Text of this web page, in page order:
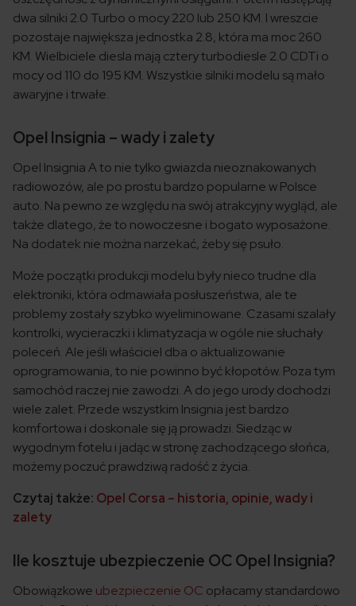
dwa silniki 2.0 Turbo o mocy 220 lub 250 KM. I wreszcie
pozostaje największa jednostka 2.8, która ma moc 260
KM. Wielbiciele diesla mają cztery turbodiesle 2.0 CDTi o
mocy od 110 do 195 KM. Wszystkie silniki modelu są mało
awaryjne i trwałe.
Opel Insignia – wady i zalety
Opel Insignia A to nie tylko gwiazda nieoznakowanych
radiowozów, ale po prostu bardzo popularne w Polsce
auto. Na pewno ze względu na swój atrakcyjny wygląd, ale
także dlatego, że to nowoczesne i bogato wyposażone.
Na dodatek nie można narzekać, żeby się psuło.
Może początki produkcji modelu były nieco trudne dla
elektroniki, która odmawiała posłuszeństwa, ale te
problemy zostały szybko wyeliminowane. Czasami szalały
kontrolki, wycieraczki i klimatyzacja w ogóle nie słuchały
poleceń. Ale jeśli właściciel dba o aktualizowanie
oprogramowania, to nie powinno być kłopotów. Poza tym
samochód raczej nie zawodzi. A do jego urody dochodzi
wiele zalet. Przede wszystkim Insignia jest bardzo
komfortowa i doskonale się ją prowadzi. Siedząc w
wygodnym fotelu i jadąc w stronę zachodzącego słońca,
możemy poczuć prawdziwą radość z życia.
Czytaj także: Opel Corsa – historia, opinie, wady i
zalety
Ile kosztuje ubezpieczenie OC Opel Insignia?
Obowiązkowe ubezpieczenie OC opłacamy standardowo